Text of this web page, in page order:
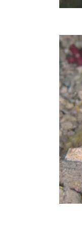
「
「